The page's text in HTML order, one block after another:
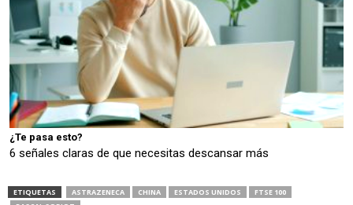
¿Te pasa esto?
6 señales claras de que necesitas descansar más
ETIQUETAS ASTRAZENECA CHINA ESTADOS UNIDOS
FTSE 100